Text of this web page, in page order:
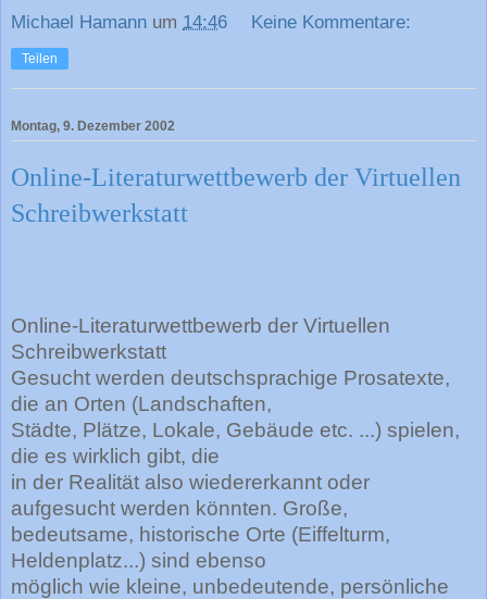
Michael Hamann um 14:46 Keine Kommentare:
Teilen
Montag, 9. Dezember 2002
Online-Literaturwettbewerb der Virtuellen
Schreibwerkstatt
Online-Literaturwettbewerb der Virtuellen
Schreibwerkstatt
Gesucht werden deutschsprachige Prosatexte,
die an Orten (Landschaften,
Städte, Plätze, Lokale, Gebäude etc. ...) spielen,
die es wirklich gibt, die
in der Realität also wiedererkannt oder
aufgesucht werden könnten. Große,
bedeutsame, historische Orte (Eiffelturm,
Heldenplatz...) sind ebenso
möglich wie kleine, unbedeutende, persönliche